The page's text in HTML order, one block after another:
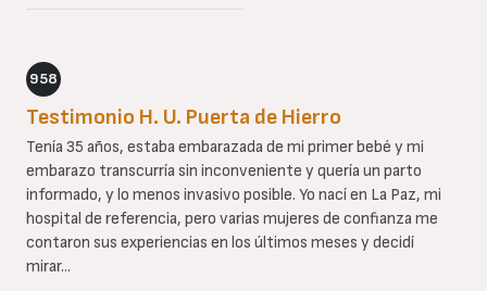
958
Testimonio H. U. Puerta de Hierro
Tenía 35 años, estaba embarazada de mi primer bebé y mi
embarazo transcurría sin inconveniente y quería un parto
informado, y lo menos invasivo posible. Yo nací en La Paz, mi
hospital de referencia, pero varias mujeres de confianza me
contaron sus experiencias en los últimos meses y decidí
mirar...